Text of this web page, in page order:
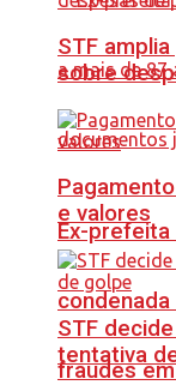
Ex-prefeita
fraudes
STF
sobre
e valores
STF
tentativa